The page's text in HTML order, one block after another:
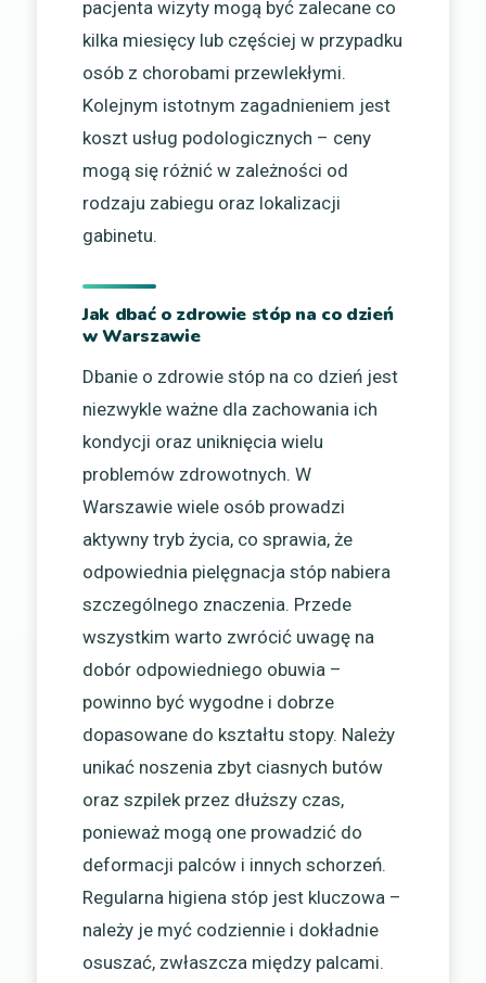
pacjenta wizyty mogą być zalecane co
kilka miesięcy lub częściej w przypadku
osób z chorobami przewlekłymi.
Kolejnym istotnym zagadnieniem jest
koszt usług podologicznych – ceny
mogą się różnić w zależności od
rodzaju zabiegu oraz lokalizacji
gabinetu.
Jak dbać o zdrowie stóp na co dzień
w Warszawie
Dbanie o zdrowie stóp na co dzień jest
niezwykle ważne dla zachowania ich
kondycji oraz uniknięcia wielu
problemów zdrowotnych. W
Warszawie wiele osób prowadzi
aktywny tryb życia, co sprawia, że
odpowiednia pielęgnacja stóp nabiera
szczególnego znaczenia. Przede
wszystkim warto zwrócić uwagę na
dobór odpowiedniego obuwia –
powinno być wygodne i dobrze
dopasowane do kształtu stopy. Należy
unikać noszenia zbyt ciasnych butów
oraz szpilek przez dłuższy czas,
ponieważ mogą one prowadzić do
deformacji palców i innych schorzeń.
Regularna higiena stóp jest kluczowa –
należy je myć codziennie i dokładnie
osuszać, zwłaszcza między palcami.